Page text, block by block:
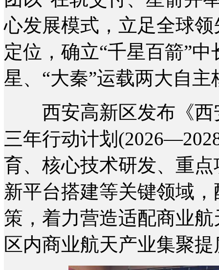
心发展模式，立足全球
定位，确立“千星百箭”
星、“大秦”运载两大自主
西安高新区发布《西
三年行动计划
育、核心技术研发、重
新平台搭建等关键领域
策，着力营造适配商业
区内商业航天产业集聚